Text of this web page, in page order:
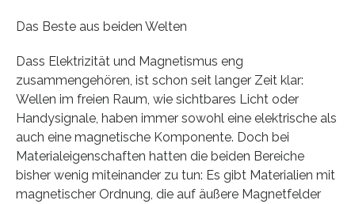
Das Beste aus beiden Welten
Dass Elektrizität und Magnetismus eng
zusammengehören, ist schon seit langer Zeit klar:
Wellen im freien Raum, wie sichtbares Licht oder
Handysignale, haben immer sowohl eine elektrische als
auch eine magnetische Komponente. Doch bei
Materialeigenschaften hatten die beiden Bereiche
bisher wenig miteinander zu tun: Es gibt Materialien mit
magnetischer Ordnung, die auf äußere Magnetfelder